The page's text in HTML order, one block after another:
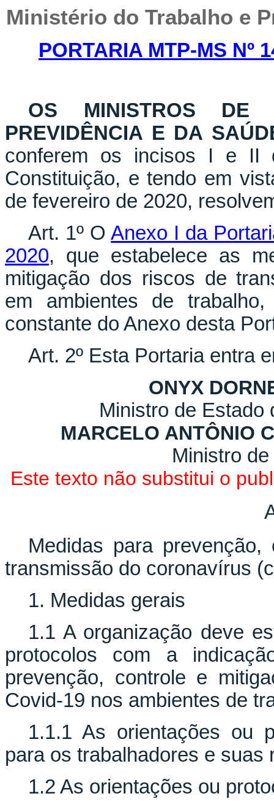
Ministério do Trabalho e
PORTARIA MTP-MS Nº
OS MINISTROS DE
PREVIDÊNCIA E DA
conferem os incisos I e II
Constituição, e tendo em
de fevereiro de 2020,
Art. 1º OAnexo I da
2020, que estabelece as
mitigação dos riscos de
em ambientes de
constante do Anexo desta
Art. 2º Esta Portaria entra
ONYX
Ministro de Estado
MARCELO ANTÔNIO
Ministro
Este texto não substitui o
Medidas para
transmissão do coronavírus
1. Medidas gerais
1.1 A organização deve
protocolos com a
prevenção, controle e
Covid-19 nos ambientes de
1.1.1 As orientações ou
para os trabalhadores e
1.2 As orientações ou